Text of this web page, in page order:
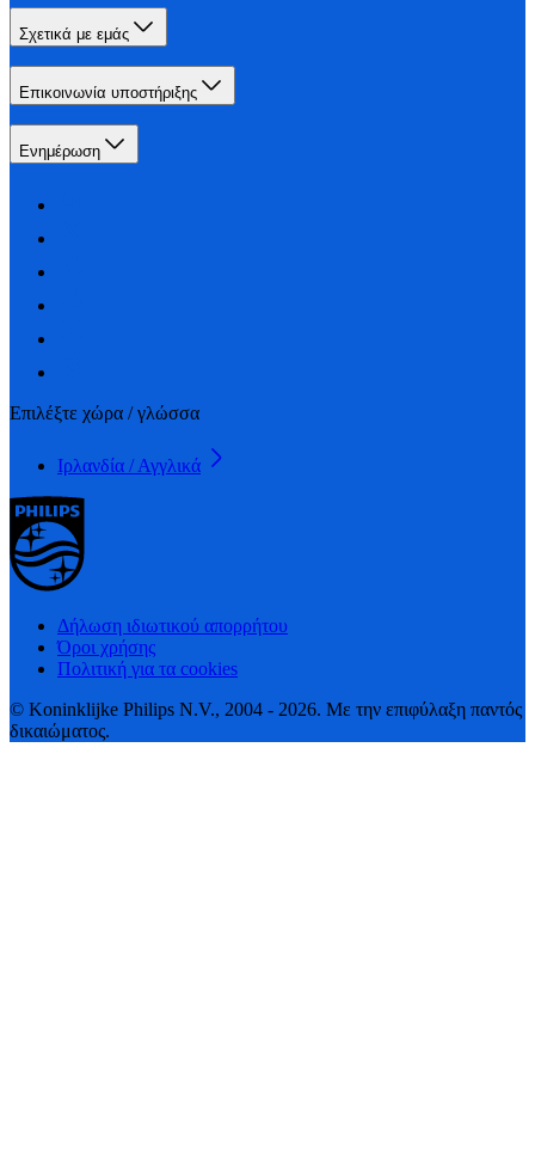
Σχετικά με εμάς
Επικοινωνία υποστήριξης
Ενημέρωση
Επιλέξτε χώρα / γλώσσα
Ιρλανδία / Αγγλικά
Δήλωση ιδιωτικού απορρήτου
Όροι χρήσης
Πολιτική για τα cookies
© Koninklijke Philips N.V., 2004 - 2026. Με την επιφύλαξη παντός
δικαιώματος.